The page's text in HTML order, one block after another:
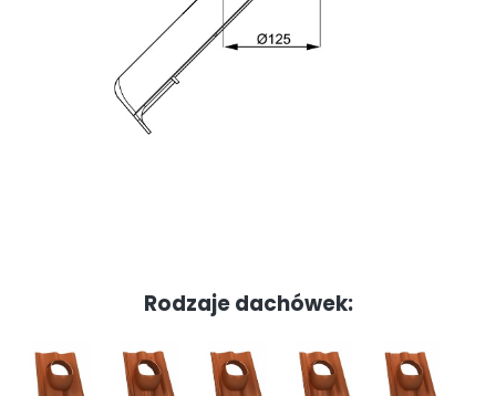
Rodzaje dachówek: